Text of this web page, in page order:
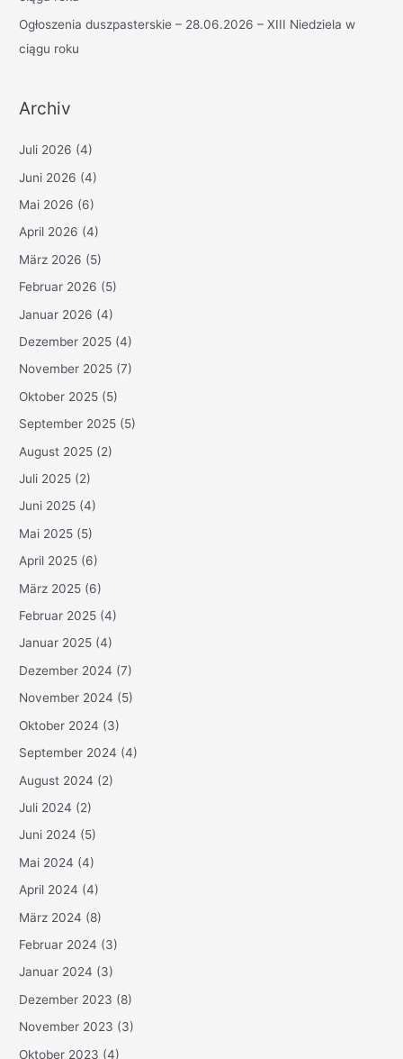
Ogłoszenia duszpasterskie – 28.06.2026 – XIII Niedziela w
ciągu roku
Archiv
Juli 2026 (4)
Juni 2026 (4)
Mai 2026 (6)
April 2026 (4)
März 2026 (5)
Februar 2026 (5)
Januar 2026 (4)
Dezember 2025 (4)
November 2025 (7)
Oktober 2025 (5)
September 2025 (5)
August 2025 (2)
Juli 2025 (2)
Juni 2025 (4)
Mai 2025 (5)
April 2025 (6)
März 2025 (6)
Februar 2025 (4)
Januar 2025 (4)
Dezember 2024 (7)
November 2024 (5)
Oktober 2024 (3)
September 2024 (4)
August 2024 (2)
Juli 2024 (2)
Juni 2024 (5)
Mai 2024 (4)
April 2024 (4)
März 2024 (8)
Februar 2024 (3)
Januar 2024 (3)
Dezember 2023 (8)
November 2023 (3)
Oktober 2023 (4)